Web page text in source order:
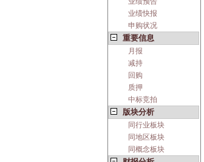
业绩快报
申购状况
重要信息
月报
减持
回购
质押
中标竞拍
版块分析
同行业板块
同地区板块
同概念板块